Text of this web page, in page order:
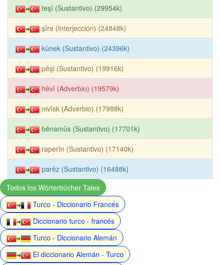
teşî (Sustantivo) (29954k)
şîre (Interjección) (24848k)
kûnek (Sustantivo) (24396k)
pêşi (Sustantivo) (19916k)
hêvî (Adverbio) (19579k)
nivîsk (Adverbio) (17988k)
bênamûs (Sustantivo) (17701k)
raperîn (Sustantivo) (17140k)
parêz (Sustantivo) (16488k)
Todos los Wörterbücher Tales
Turco - Diccionario Francés
Diccionario turco - francés
Turco - Diccionario Alemán
El diccionario Alemán - Turco